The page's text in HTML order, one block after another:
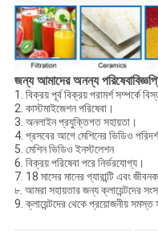
জন্য আমাদের অনন্য পরিষেবা
1. বিক্রয় পূর্ব বিক্রয় পরামর্শ সম্পর্কে
2. কাস্টমাইজেশন পরিষেবা।
3. অনলাইন প্রযুক্তিগত সহায়তা।
4. প্রসবের আগে মেশিনের ভিডিও
5. মেশিন ভিডিও ইনস্টলেশন
6. বিক্রয় পরিষেবা পরে নির্ভরযোগ্য।
7. 18 মাসের মানের গ্যারান্টি এবং
৮. আমরা সহায়তার জন্য ক্লায়েন্টদের
9. ক্লায়েন্টদের থেকে প্রয়োজনীয় সমস্ত